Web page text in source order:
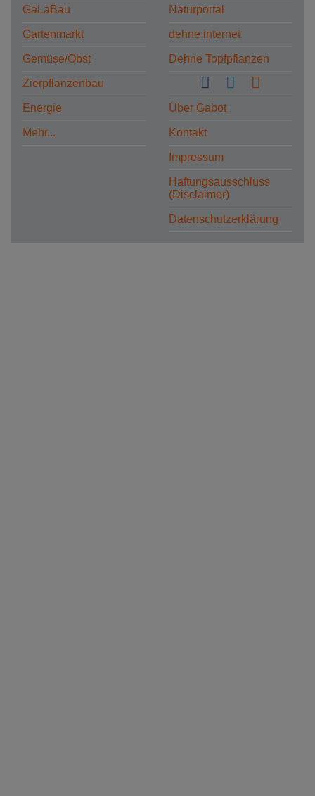
GaLaBau
Gartenmarkt
Gemüse/Obst
Zierpflanzenbau
Energie
Mehr...
Naturportal
dehne internet
Dehne Topfpflanzen
Über Gabot
Kontakt
Impressum
Haftungsausschluss
(Disclaimer)
Datenschutzerklärung